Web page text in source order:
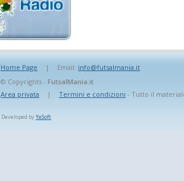
Home Page | Email: info@futsalmania.it
© Copyrights - FutsalMania.it
Area privata
| Termini e condizioni - Tutto il
Developed byYeSoft